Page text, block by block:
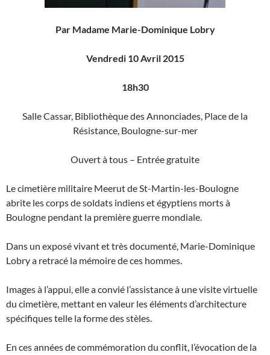
Par Madame Marie-Dominique Lobry
Vendredi 10 Avril 2015
18h30
Salle Cassar, Bibliothèque des Annonciades, Place de la
Résistance, Boulogne-sur-mer
Ouvert à tous – Entrée gratuite
Le cimetière militaire Meerut de St-Martin-les-Boulogne
abrite les corps de soldats indiens et égyptiens morts à
Boulogne pendant la première guerre mondiale.
Dans un exposé vivant et très documenté, Marie-Dominique
Lobry a retracé la mémoire de ces hommes.
Images à l’appui, elle a convié l’assistance à une visite virtuelle
du cimetière, mettant en valeur les éléments d’architecture
spécifiques telle la forme des stèles.
En ces années de commémoration du conflit, l’évocation de la